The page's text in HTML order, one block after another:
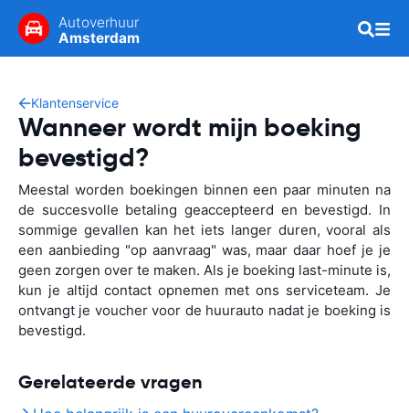
Autoverhuur
Amsterdam
Klantenservice
Wanneer wordt mijn boeking
bevestigd?
Meestal worden boekingen binnen een paar minuten na
de succesvolle betaling geaccepteerd en bevestigd. In
sommige gevallen kan het iets langer duren, vooral als
een aanbieding "op aanvraag" was, maar daar hoef je je
geen zorgen over te maken. Als je boeking last-minute is,
kun je altijd contact opnemen met ons serviceteam. Je
ontvangt je voucher voor de huurauto nadat je boeking is
bevestigd.
Gerelateerde vragen